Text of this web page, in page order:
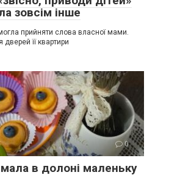
зовсім інше
прийняти слова власної мами.
дверей її квартири
0
в долоні маленьку